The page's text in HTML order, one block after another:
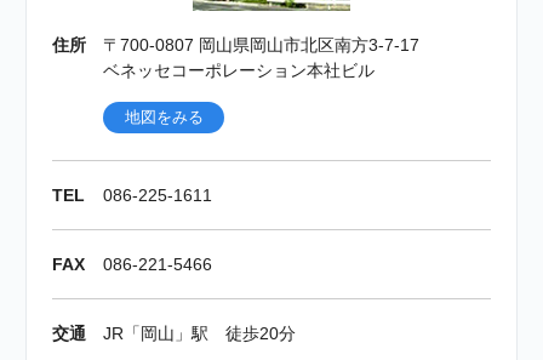
住所 〒206-0033 東京都多摩市落合1-34
ベネッセコーポレーション東京ビル
地図をみる
TEL 042-355-3536
FAX 042-355-3537
交通
京王相模原線「京王多摩センター」、小田急多摩
住所 〒700-0807 岡山県岡山市北区南方3-7-17
ベネッセコーポレーション本社ビル
地図をみる
TEL 086-225-1611
FAX 086-221-5466
交通 JR「岡山」駅 徒歩20分